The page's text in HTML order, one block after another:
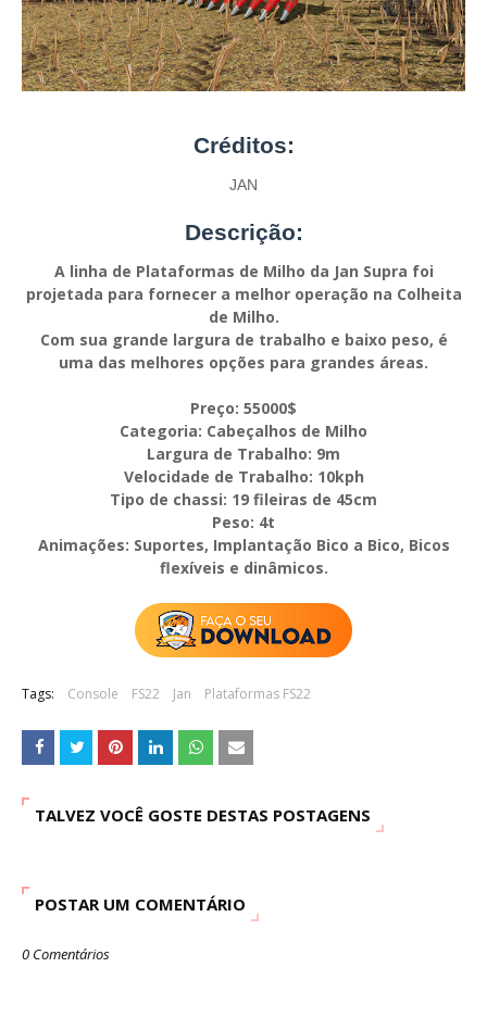
Créditos:
JAN
Descrição:
A linha de Plataformas de Milho da Jan Supra foi
projetada para fornecer a melhor operação na Colheita
de Milho.
Com sua grande largura de trabalho e baixo peso, é
uma das melhores opções para grandes áreas.
Preço: 55000$
Categoria: Cabeçalhos de Milho
Largura de Trabalho: 9m
Velocidade de Trabalho: 10kph
Tipo de chassi: 19 fileiras de 45cm
Peso: 4t
Animações: Suportes, Implantação Bico a Bico, Bicos
flexíveis e dinâmicos.
Tags: Console FS22 Jan Plataformas FS22
TALVEZ VOCÊ GOSTE DESTAS POSTAGENS
POSTAR UM COMENTÁRIO
0 Comentários